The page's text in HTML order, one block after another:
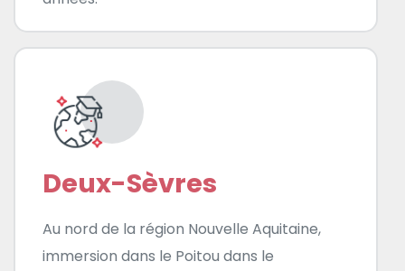
Deux-Sèvres
Au nord de la région Nouvelle Aquitaine,
immersion dans le Poitou dans le